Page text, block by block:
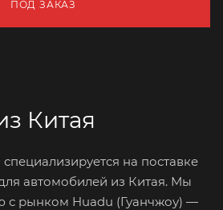
ПОД ЗАКАЗ
Китая
на поставке
автомобилей из Китая. Мы
с рынком Huadu (Гуанчжоу) —